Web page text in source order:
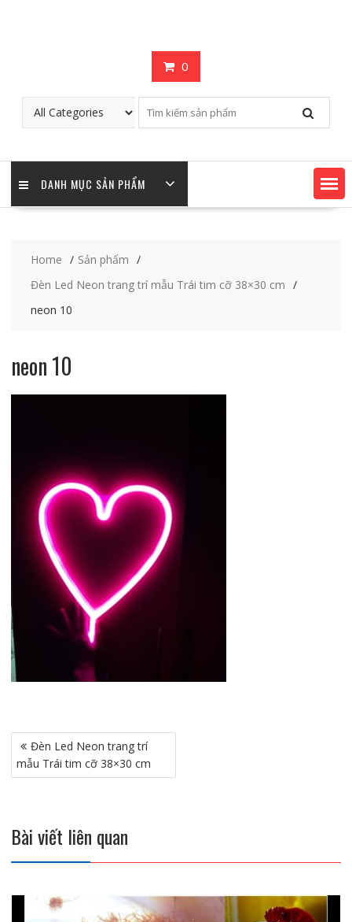
0
DANH MỤC SẢN PHẨM
Home
Sản phẩm
Đèn Led Neon trang trí mẫu Trái tim cỡ 38×30 cm
neon 10
neon 10
Điều
hướng
bài
Đèn Led Neon trang trí
mẫu Trái tim cỡ 38×30 cm
Bài viết liên quan